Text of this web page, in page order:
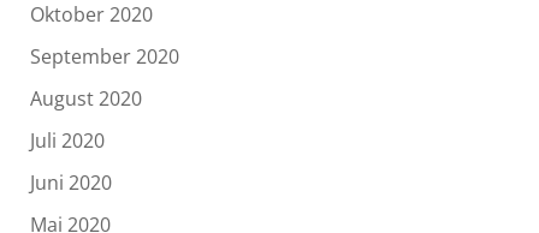
Oktober 2020
September 2020
August 2020
Juli 2020
Juni 2020
Mai 2020